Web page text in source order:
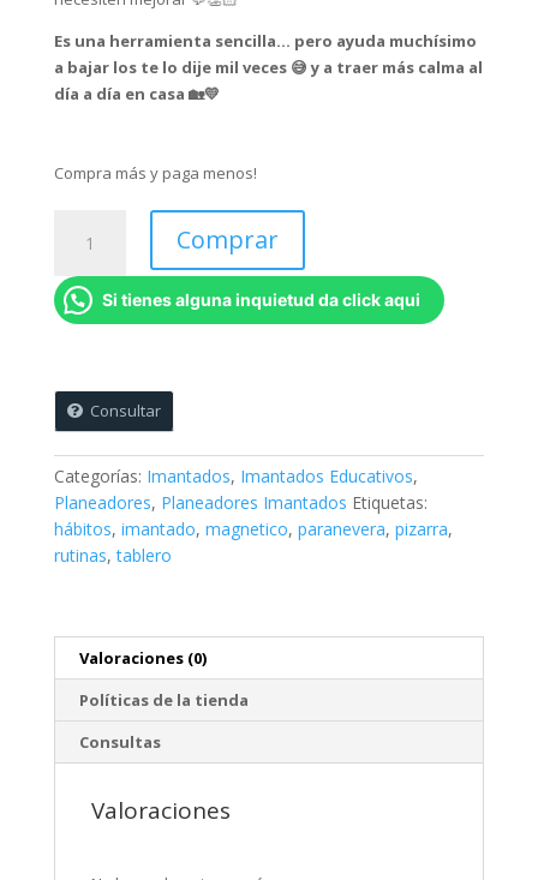
Es una herramienta sencilla… pero ayuda muchísimo
a bajar los te lo dije mil veces 😅 y a traer más calma al
día a día en casa 🏡💛
Compra más y paga menos!
Imantado
Construyo
Mis
niñas
de
7
a
12
años
-
(21
29,5
cms)
cantidad
Comprar
Si tienes alguna inquietud da click aqui
Consultar
Categorías: Imantados, Imantados Educativos,
Planeadores, Planeadores Imantados Etiquetas:
hábitos, imantado, magnetico, paranevera, pizarra,
rutinas,tablero
Valoraciones (0)
Políticas de la tienda
Consultas
Valoraciones